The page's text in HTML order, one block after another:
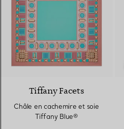
Tiffany Facets
Châle en cachemire et soie
Tiffany Blue®